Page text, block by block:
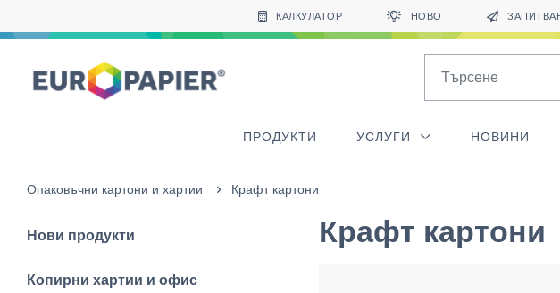
КАЛКУЛАТОР НОВО
ПРОДУКТИ УСЛУГИ НОВИНИ
Опаковъчни картони и хартии Крафт картони
Нови продукти
Копирни хартии и офис
Крафт картони